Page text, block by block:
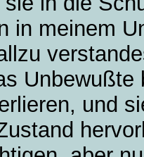
in meinem
und